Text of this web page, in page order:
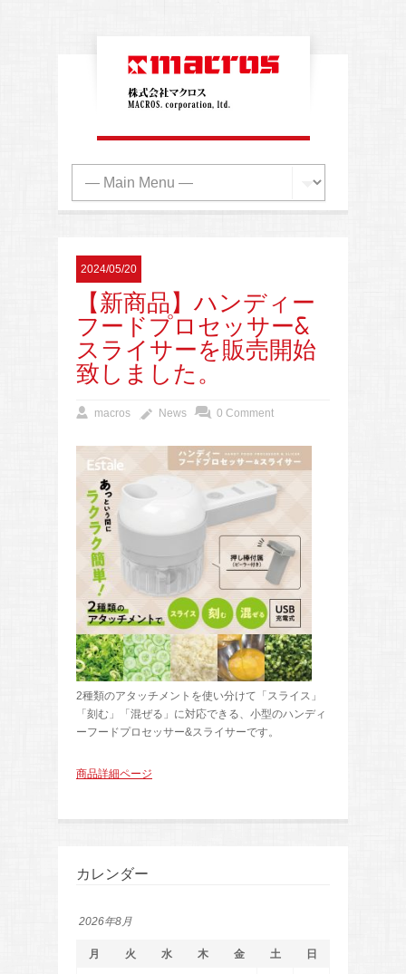
2024/05/20
【新商品】ハンディー
フードプロセッサー&
スライサーを販売開始
致しました。
macros News 0 Comment
2種類のアタッチメントを使い分けて「スライス」
「刻む」「混ぜる」に対応できる、小型のハンディ
ーフードプロセッサー&スライサーです。
商品詳細ページ
カレンダー
2026年8月
月 火 水 木 金 土 日